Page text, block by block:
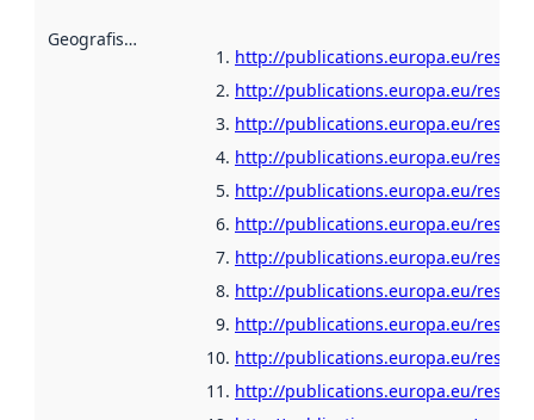
Geografisk område
http://publications.europa.eu/
http://publications.europa.eu/
http://publications.europa.eu/
http://publications.europa.eu/
http://publications.europa.eu/
http://publications.europa.eu/
http://publications.europa.eu/
http://publications.europa.eu/
http://publications.europa.eu/
http://publications.europa.eu/
http://publications.europa.eu/